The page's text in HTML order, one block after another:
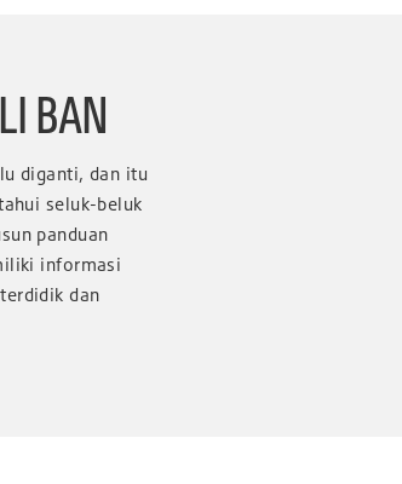
BAN
diganti, dan itu
seluk-beluk
panduan
informasi
dan